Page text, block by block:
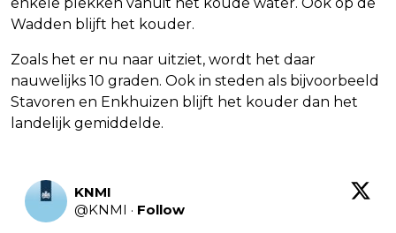
Wadden blijft het kouder.
Zoals het er nu naar uitziet, wordt het daar
nauwelijks 10 graden. Ook in steden als bijvoorbeeld
Stavoren en Enkhuizen blijft het kouder dan het
landelijk gemiddelde.
KNMI
@KNMI · Follow